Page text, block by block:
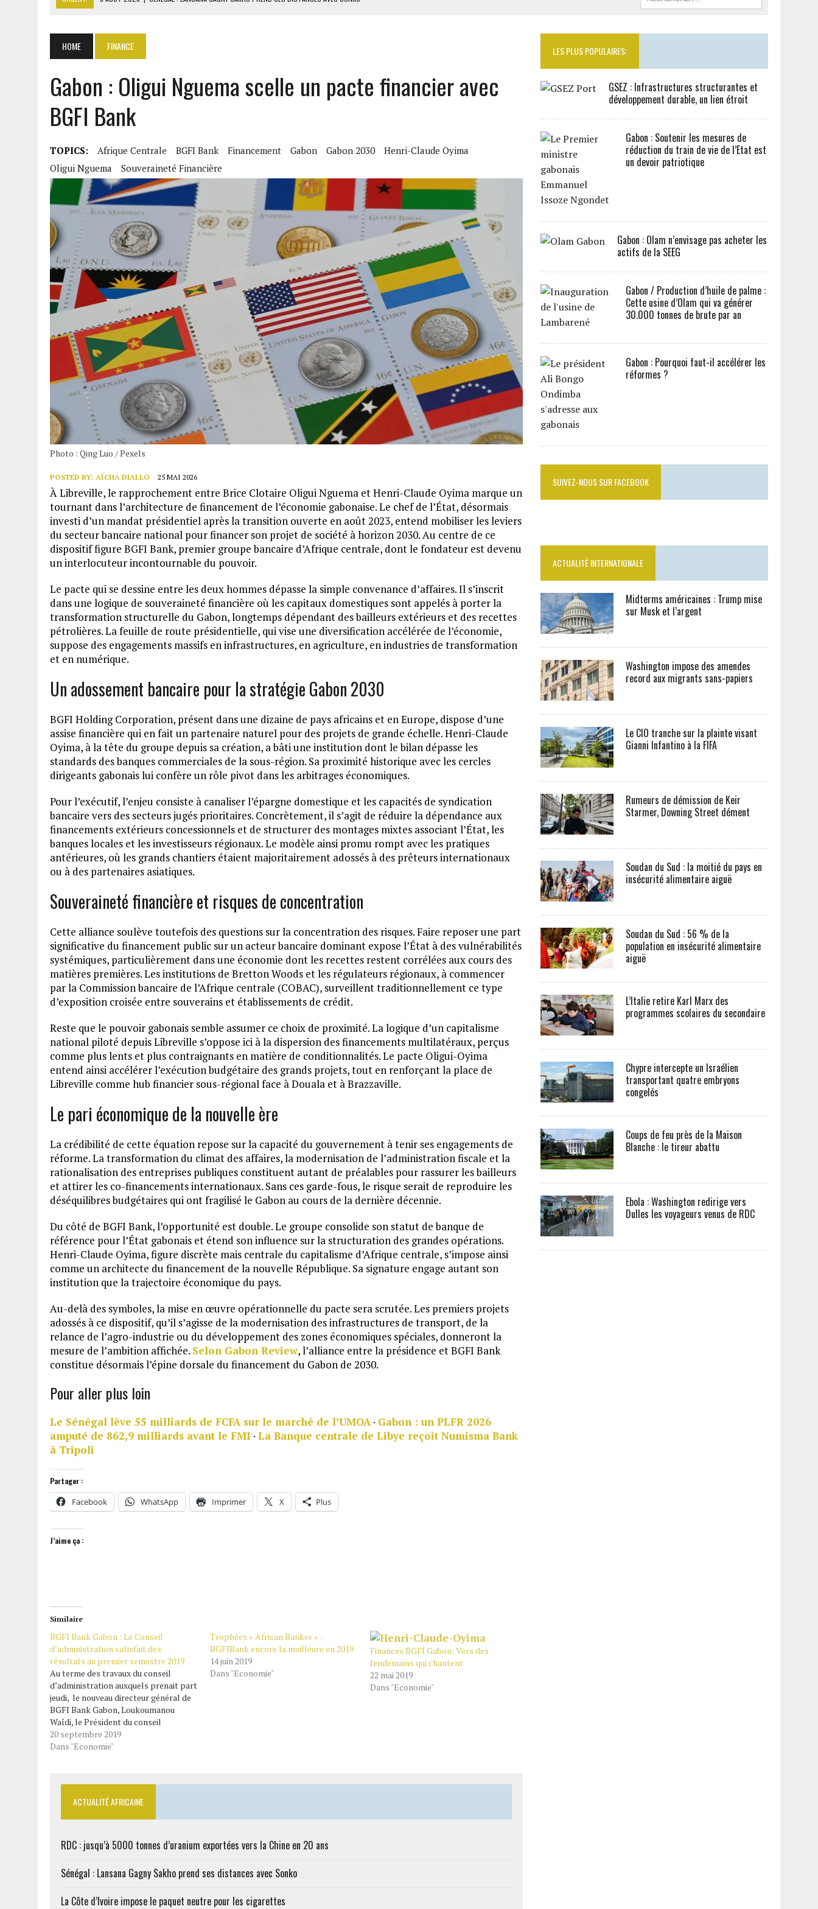
5 AOÛT 2026 | RDC : JUSQU’À 5000 TONNES D’URANIUM EXPORTÉES VERS LA CHINE EN 20 ANS
HOME FINANCE
Gabon : Oligui Nguema scelle un pacte financier avec
BGFI Bank
TOPICS: Afrique Centrale BGFI Bank Financement Gabon Gabon 2030
Henri-Claude Oyima
Oligui Nguema
Souveraineté Financière
Photo : Qing Luo / Pexels
POSTED BY: AÏCHA DIALLO 25 MAI 2026
À Libreville, le rapprochement entre Brice Clotaire Oligui Nguema et Henri-Claude Oyima marque un
tournant dans l’architecture de financement de l’économie gabonaise. Le chef de l’État, désormais
investi d’un mandat présidentiel après la transition ouverte en août 2023, entend mobiliser les leviers
du secteur bancaire national pour financer son projet de société à horizon 2030. Au centre de ce
dispositif figure BGFI Bank, premier groupe bancaire d’Afrique centrale, dont le fondateur est devenu
un interlocuteur incontournable du pouvoir.
Le pacte qui se dessine entre les deux hommes dépasse la simple convenance d’affaires. Il s’inscrit
dans une logique de souveraineté financière où les capitaux domestiques sont appelés à porter la
transformation structurelle du Gabon, longtemps dépendant des bailleurs extérieurs et des recettes
pétrolières. La feuille de route présidentielle, qui vise une diversification accélérée de l’économie,
suppose des engagements massifs en infrastructures, en agriculture, en industries de transformation
et en numérique.
Un adossement bancaire pour la stratégie Gabon 2030
BGFI Holding Corporation, présent dans une dizaine de pays africains et en Europe, dispose d’une
assise financière qui en fait un partenaire naturel pour des projets de grande échelle. Henri-Claude
Oyima, à la tête du groupe depuis sa création, a bâti une institution dont le bilan dépasse les
standards des banques commerciales de la sous-région. Sa proximité historique avec les cercles
dirigeants gabonais lui confère un rôle pivot dans les arbitrages économiques.
Pour l’exécutif, l’enjeu consiste à canaliser l’épargne domestique et les capacités de syndication
bancaire vers des secteurs jugés prioritaires. Concrètement, il s’agit de réduire la dépendance aux
financements extérieurs concessionnels et de structurer des montages mixtes associant l’État, les
banques locales et les investisseurs régionaux. Le modèle ainsi promu rompt avec les pratiques
antérieures, où les grands chantiers étaient majoritairement adossés à des prêteurs internationaux
ou à des partenaires asiatiques.
Souveraineté financière et risques de concentration
Cette alliance soulève toutefois des questions sur la concentration des risques. Faire reposer une part
significative du financement public sur un acteur bancaire dominant expose l’État à des vulnérabilités
systémiques, particulièrement dans une économie dont les recettes restent corrélées aux cours des
matières premières. Les institutions de Bretton Woods et les régulateurs régionaux, à commencer
par la Commission bancaire de l’Afrique centrale (COBAC), surveillent traditionnellement ce type
d’exposition croisée entre souverains et établissements de crédit.
Reste que le pouvoir gabonais semble assumer ce choix de proximité. La logique d’un capitalisme
national piloté depuis Libreville s’oppose ici à la dispersion des financements multilatéraux, perçus
comme plus lents et plus contraignants en matière de conditionnalités. Le pacte Oligui-Oyima
entend ainsi accélérer l’exécution budgétaire des grands projets, tout en renforçant la place de
Libreville comme hub financier sous-régional face à Douala et à Brazzaville.
Le pari économique de la nouvelle ère
La crédibilité de cette équation repose sur la capacité du gouvernement à tenir ses engagements de
réforme. La transformation du climat des affaires, la modernisation de l’administration fiscale et la
rationalisation des entreprises publiques constituent autant de préalables pour rassurer les bailleurs
et attirer les co-financements internationaux. Sans ces garde-fous, le risque serait de reproduire les
déséquilibres budgétaires qui ont fragilisé le Gabon au cours de la dernière décennie.
Du côté de BGFI Bank, l’opportunité est double. Le groupe consolide son statut de banque de
référence pour l’État gabonais et étend son influence sur la structuration des grandes opérations.
Henri-Claude Oyima, figure discrète mais centrale du capitalisme d’Afrique centrale, s’impose ainsi
comme un architecte du financement de la nouvelle République. Sa signature engage autant son
institution que la trajectoire économique du pays.
Au-delà des symboles, la mise en œuvre opérationnelle du pacte sera scrutée. Les premiers projets
adossés à ce dispositif, qu’il s’agisse de la modernisation des infrastructures de transport, de la
relance de l’agro-industrie ou du développement des zones économiques spéciales, donneront la
mesure de l’ambition affichée. Selon Gabon Review, l’alliance entre la présidence et BGFI Bank
constitue désormais l’épine dorsale du financement du Gabon de 2030.
Pour aller plus loin
Le Sénégal lève 55 milliards de FCFA sur le marché de l’UMOA· Gabon : un PLFR 2026
amputé de 862,9 milliards avant le FMI · La Banque centrale de Libye reçoit Numisma Bank
à Tripoli
Partager :
Facebook WhatsApp Imprimer X Plus
J’aime ça :
Similaire
BGFI Bank Gabon : Le Conseil
d’administration satisfait des
résultats au premier semestre 2019
Au terme des travaux du conseil
d’administration auxquels prenait part
jeudi, le nouveau directeur général de
BGFI Bank Gabon, Loukoumanou
Waîdi, le Président du conseil
d’administration (PCA), Henry Claude
Oyima a déclaré que les résultats
se gardant de…
20 septembre 2019
Dans "Economie"
Trophées « African Banker » :
BGFIBank encore la meilleure en 2019
14 juin 2019
Dans "Economie"
Finances BGFI Gabon: Vers des
lendemains qui chantent
22 mai 2019
Dans "Economie"
ACTUALITÉ AFRICAINE
RDC : jusqu’à 5000 tonnes d’uranium exportées vers la Chine en 20 ans
Sénégal : Lansana Gagny Sakho prend ses distances avec Sonko
La Côte d’Ivoire impose le paquet neutre pour les cigarettes
LES PLUS POPULAIRES:
GSEZ : Infrastructures structurantes et
développement durable, un lien étroit
Gabon : Soutenir les mesures de
réduction du train de vie de l’Etat est
un devoir patriotique
Gabon : Olam n’envisage pas acheter les
actifs de la SEEG
Gabon / Production d’huile de palme :
Cette usine d’Olam qui va générer
30.000 tonnes de brute par an
Gabon : Pourquoi faut-il accélérer les
réformes ?
SUIVEZ-NOUS SUR FACEBOOK
ACTUALITÉ INTERNATIONALE
Midterms américaines : Trump mise
sur Musk et l’argent
Washington impose des amendes
record aux migrants sans-papiers
Le CIO tranche sur la plainte visant
Gianni Infantino à la FIFA
Rumeurs de démission de Keir
Starmer, Downing Street dément
Soudan du Sud : la moitié du pays en
insécurité alimentaire aiguë
Soudan du Sud : 56 % de la
population en insécurité alimentaire
aiguë
L’Italie retire Karl Marx des
programmes scolaires du secondaire
Chypre intercepte un Israélien
transportant quatre embryons
congelés
Coups de feu près de la Maison
Blanche : le tireur abattu
Ebola : Washington redirige vers
Dulles les voyageurs venus de RDC